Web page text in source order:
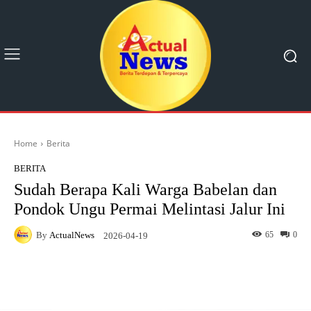
Home Berita
BERITA
Sudah Berapa Kali Warga Babelan dan
Pondok Ungu Permai Melintasi Jalur Ini
By ActualNews 2026-04-19 0
65